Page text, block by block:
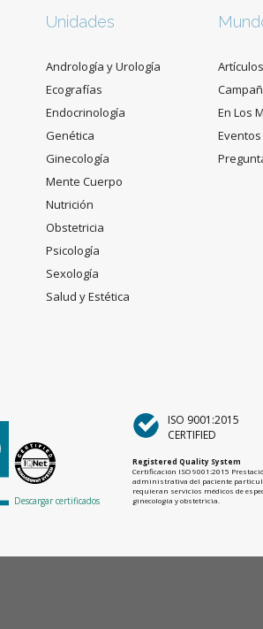
Unidades
Andrología y Urología
Ecografías
Endocrinología
Genética
Ginecología
Mente Cuerpo
Nutrición
Obstetricia
Psicología
Sexología
Salud y Estética
Artículos
En Los
Eventos
Descargar certificados
ISO 9001:2015
CERTIFIED
Registered Quality System
Certificación ISO 9001:2015
administrativa del paciente
requieran servicios médicos de
ginecología y obstetricia.